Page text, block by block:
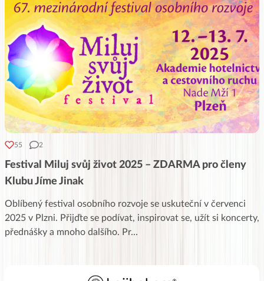
55 2
Festival Miluj svůj život 2025 – ZDARMA pro členy
Klubu Jíme Jinak
Oblíbený festival osobního rozvoje se uskuteční v červenci
2025 v Plzni. Přijďte se podívat, inspirovat se, užít si koncerty,
přednášky a mnoho dalšího. Pr...